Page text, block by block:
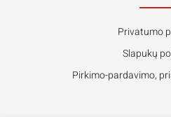
Privatumo
Slapukų
Pirkimo-pardavimo,